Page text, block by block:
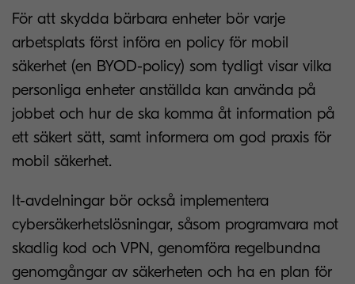
För att skydda bärbara enheter bör varje
arbetsplats först införa en policy för mobil
säkerhet (en BYOD-policy) som tydligt visar vilka
personliga enheter anställda kan använda på
jobbet och hur de ska komma åt information på
ett säkert sätt, samt informera om god praxis för
mobil säkerhet.
It-avdelningar bör också implementera
cybersäkerhetslösningar, såsom programvara mot
skadlig kod och VPN, genomföra regelbundna
genomgångar av säkerheten och ha en plan för